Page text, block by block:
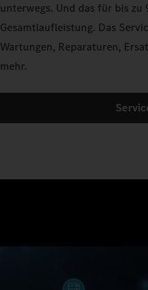
unterwegs. Und das für bis zu
Gesamtlaufleistung. Das
Wartungen, Reparaturen,
mehr.